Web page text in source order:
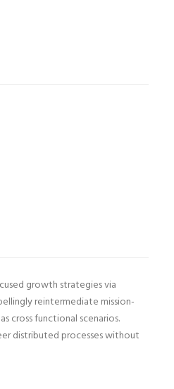
growth strategies via
reintermediate mission-
cross functional scenarios.
distributed processes without